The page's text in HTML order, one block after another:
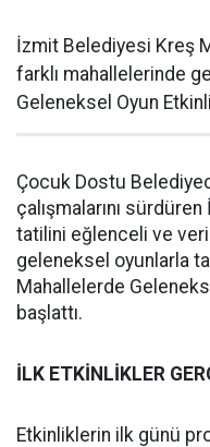
İzmit Belediyesi Kreş
farklı mahallelerinde
Geleneksel Oyun
Çocuk Dostu
çalışmalarını
tatilini eğlenceli ve
geleneksel oyunlarla
Mahallelerde
başlattı.
İLK ETKİNLİKLER
Etkinliklerin ilk günü